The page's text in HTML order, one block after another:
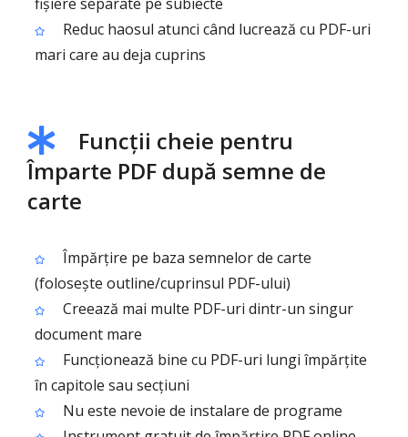
Reduc haosul atunci când lucrează cu PDF-uri
mari care au deja cuprins
Funcții cheie pentru
Împarte PDF după semne de
carte
Împărțire pe baza semnelor de carte
(folosește outline/cuprinsul PDF-ului)
Creează mai multe PDF-uri dintr-un singur
document mare
Funcționează bine cu PDF-uri lungi împărțite
în capitole sau secțiuni
Nu este nevoie de instalare de programe